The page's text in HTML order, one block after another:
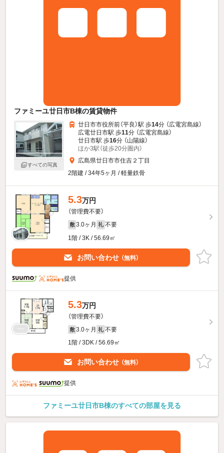
ファミーユ廿日市B棟の賃貸物件
すべての写真
廿日市市役所前（平良）駅 歩14分 （広電宮島線）
広電廿日市駅 歩11分 （広電宮島線）
廿日市駅 歩16分 （山陽線）
ほか3駅（徒歩20分圏内）
広島県廿日市市住吉２丁目
2階建 / 34年5ヶ月 / 軽量鉄骨
5.3万円
（管理費不要）
敷 3.0ヶ月 礼 不要
1階 / 3K / 56.69㎡
お問い合わせ （無料）
提供
5.3万円
（管理費不要）
敷 3.0ヶ月 礼 不要
1階 / 3DK / 56.69㎡
お問い合わせ （無料）
提供
ファミーユ廿日市B棟のすべての部屋を見る